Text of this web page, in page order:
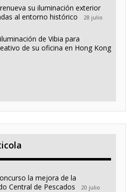
su iluminación exterior
al entorno histórico
28 julio
de Vibia para
de su oficina en Hong Kong
la mejora de la
Central de Pescados
20 julio